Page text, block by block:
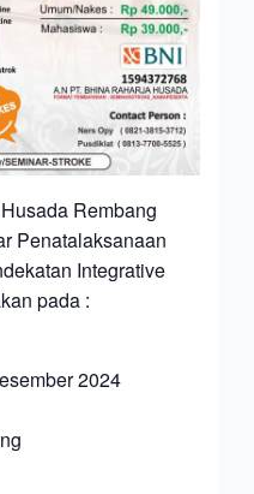
Rembang
Penatalaksanaan
Integrative
pada :
2024